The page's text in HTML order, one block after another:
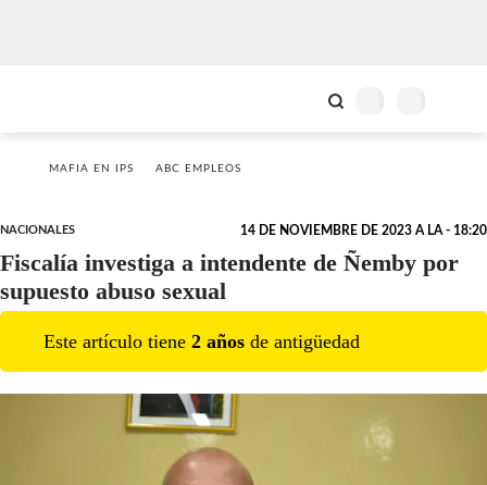
MAFIA EN IPS ABC EMPLEOS
NACIONALES 14 DE NOVIEMBRE DE 2023 A LA - 18:20
Fiscalía investiga a intendente de Ñemby por
supuesto abuso sexual
Este artículo tiene 2 años de antigüedad